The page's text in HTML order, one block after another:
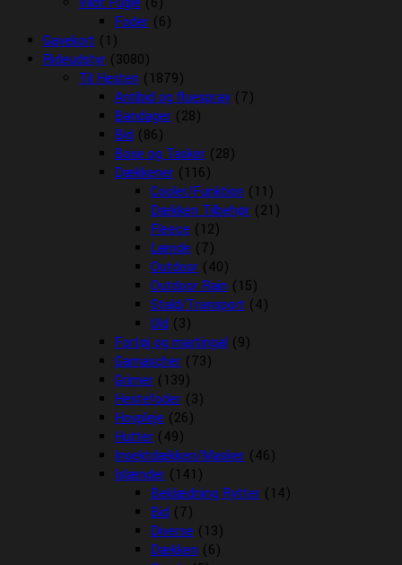
Foder (6)
Gavekort (1)
Rideudstyr (3080)
Til Hesten (1879)
Antibid og fluespray (7)
Bandager (28)
Bid (86)
Boxe og Tasker (28)
Dækkener (116)
Cooler/Funktion (11)
Dækken Tilbehør (21)
Fleece (12)
Lænde (7)
Outdoor (40)
Outdoor Rain (15)
Stald/Transport (4)
Uld (3)
Fortøj og martingal (9)
Gamascher (73)
Grimer (139)
Hestefoder (3)
Hovpleje (26)
Hutter (49)
Insektdækken/Masker (46)
Islænder (141)
Beklædning Rytter (14)
Bid (7)
Diverse (13)
Dækken (6)